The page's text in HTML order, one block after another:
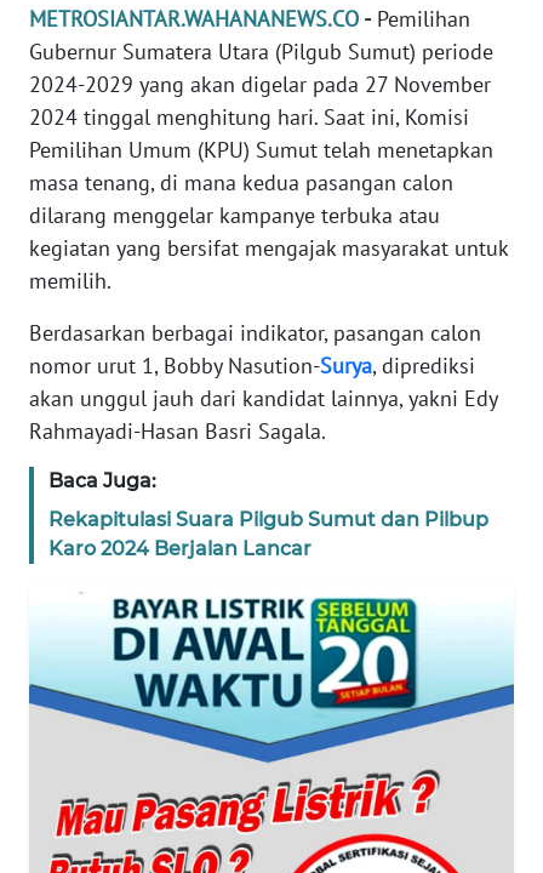
METROSIANTAR.WAHANANEWS.CO -Pemilihan
Gubernur Sumatera Utara (Pilgub Sumut) periode
2024-2029 yang akan digelar pada 27 November
2024 tinggal menghitung hari. Saat ini, Komisi
Pemilihan Umum (KPU) Sumut telah menetapkan
masa tenang, di mana kedua pasangan calon
dilarang menggelar kampanye terbuka atau
kegiatan yang bersifat mengajak masyarakat untuk
memilih.
Berdasarkan berbagai indikator, pasangan calon
nomor urut 1, Bobby Nasution-Surya, diprediksi
akan unggul jauh dari kandidat lainnya, yakni Edy
Rahmayadi-Hasan Basri Sagala.
Baca Juga:
Rekapitulasi Suara Pilgub Sumut dan Pilbup
Karo 2024 Berjalan Lancar
REDAKSI
KARIR
DISCLAIMER
Wahana
News
Regional
SUMUT
WN
WN
JABAR
WN
WN
KEPRI